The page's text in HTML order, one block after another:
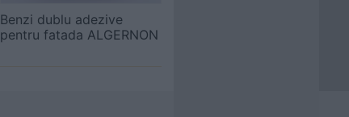
Benzi dublu adezive
pentru fatada ALGERNON